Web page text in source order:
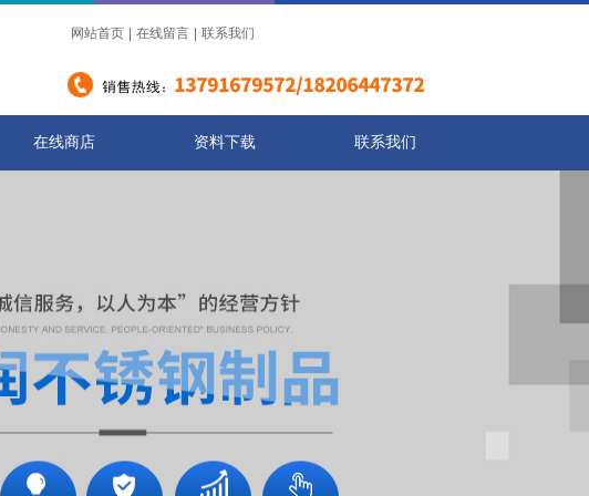
网站首页 在线留言 联系我们
在线商店 资料下载 联系我们